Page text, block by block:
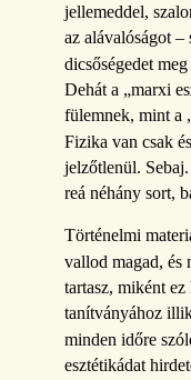
jellemeddel,
az alávalóságot –
dicsőségedet
Dehát a „marxi
fülemnek, mint a
Fizika van csak
jelzőtlenül.
reá néhány sort,
Történelmi
vallod magad, és
tartasz, miként
tanítványához
minden időre
esztétikádat